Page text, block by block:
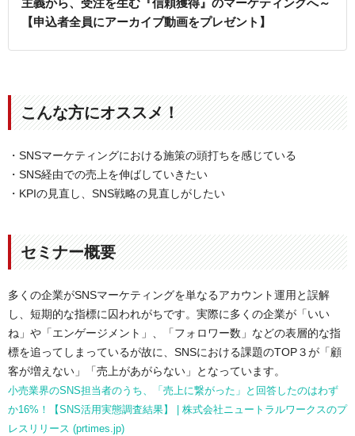
【申込者全員にアーカイブ動画をプレゼント】
こんな方にオススメ！
・SNSマーケティングにおける施策の頭打ちを感じている
・SNS経由での売上を伸ばしていきたい
・KPIの見直し、SNS戦略の見直しがしたい
セミナー概要
多くの企業がSNSマーケティングを単なるアカウント運用と誤解
し、短期的な指標に囚われがちです。実際に多くの企業が「いい
ね」や「エンゲージメント」、「フォロワー数」などの表層的な指
標を追ってしまっているが故に、SNSにおける課題のTOP３が「顧
客が増えない」「売上があがらない」となっています。
小売業界のSNS担当者のうち、「売上に繋がった」と回答したのはわず
か16%！【SNS活用実態調査結果】 | 株式会社ニュートラルワークスのプ
レスリリース (prtimes.jp)